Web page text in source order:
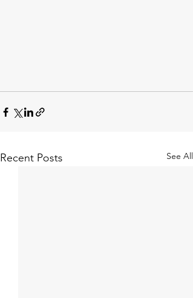
Recent Posts See All